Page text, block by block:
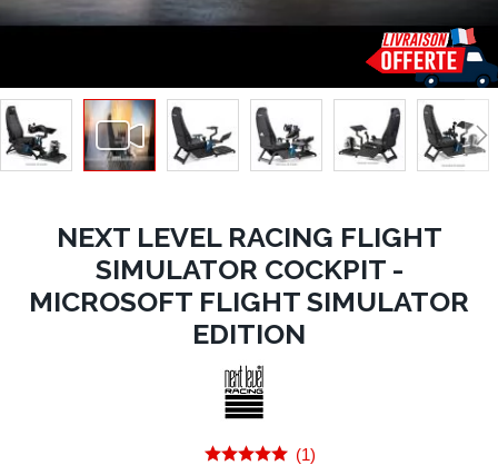
NEXT LEVEL RACING FLIGHT
SIMULATOR COCKPIT -
MICROSOFT FLIGHT SIMULATOR
EDITION
(1)